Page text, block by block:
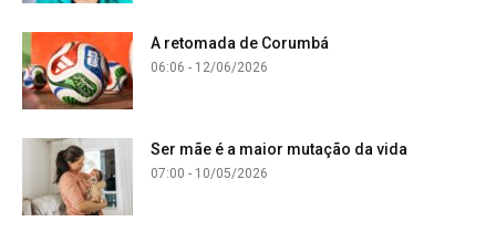
A retomada de Corumbá
06:06 - 12/06/2026
Ser mãe é a maior mutação da vida
07:00 - 10/05/2026